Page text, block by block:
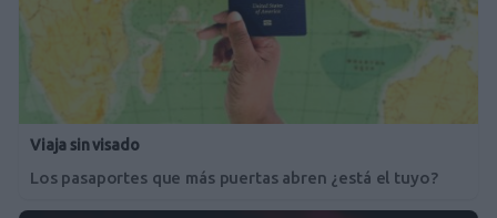
Viaja sin visado
Los pasaportes que más puertas abren ¿está el tuyo?